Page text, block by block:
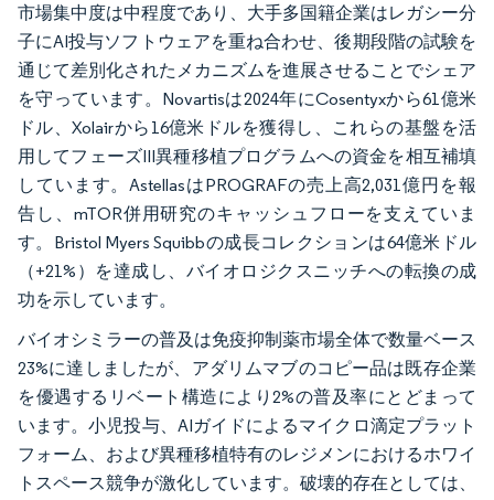
市場集中度は中程度であり、大手多国籍企業はレガシー分
子にAI投与ソフトウェアを重ね合わせ、後期段階の試験を
通じて差別化されたメカニズムを進展させることでシェア
を守っています。Novartisは2024年にCosentyxから61億米
ドル、Xolairから16億米ドルを獲得し、これらの基盤を活
用してフェーズIII異種移植プログラムへの資金を相互補填
しています。AstellasはPROGRAFの売上高2,031億円を報
告し、mTOR併用研究のキャッシュフローを支えていま
す。Bristol Myers Squibbの成長コレクションは64億米ドル
（+21%）を達成し、バイオロジクスニッチへの転換の成
功を示しています。
バイオシミラーの普及は免疫抑制薬市場全体で数量ベース
23%に達しましたが、アダリムマブのコピー品は既存企業
を優遇するリベート構造により2%の普及率にとどまって
います。小児投与、AIガイドによるマイクロ滴定プラット
フォーム、および異種移植特有のレジメンにおけるホワイ
トスペース競争が激化しています。破壊的存在としては、